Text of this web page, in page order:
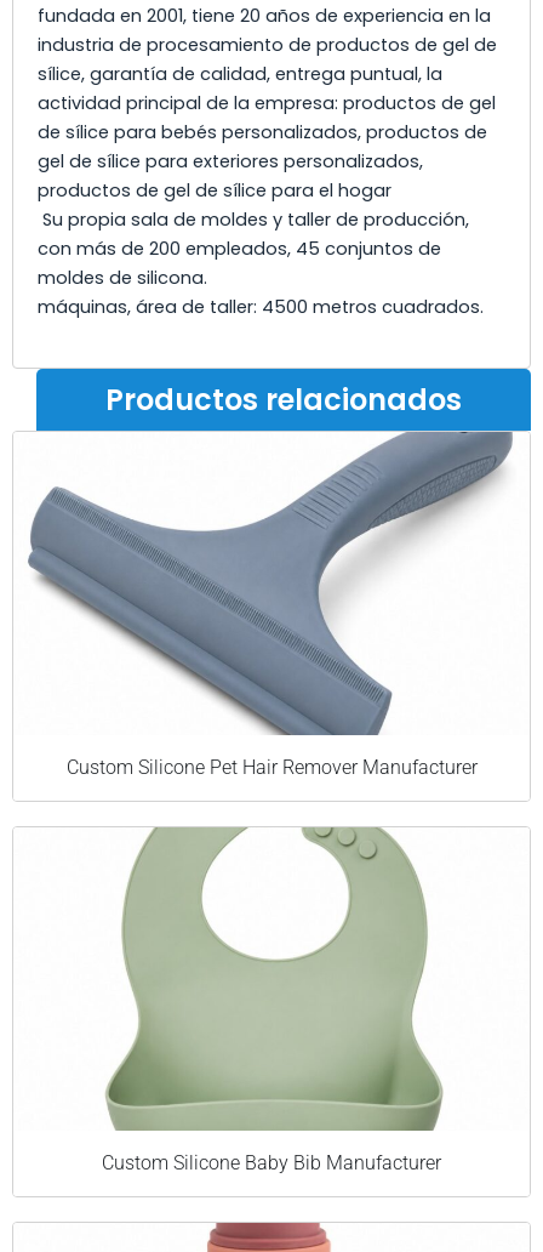
fundada en 2001, tiene 20 años de experiencia en la
industria de procesamiento de productos de gel de
sílice, garantía de calidad, entrega puntual, la
actividad principal de la empresa: productos de gel
de sílice para bebés personalizados, productos de
gel de sílice para exteriores personalizados,
productos de gel de sílice para el hogar
Su propia sala de moldes y taller de producción,
con más de 200 empleados, 45 conjuntos de
moldes de silicona.
máquinas, área de taller: 4500 metros cuadrados.
Productos relacionados
Custom Silicone Pet Hair Remover Manufacturer
Custom Silicone Baby Bib Manufacturer